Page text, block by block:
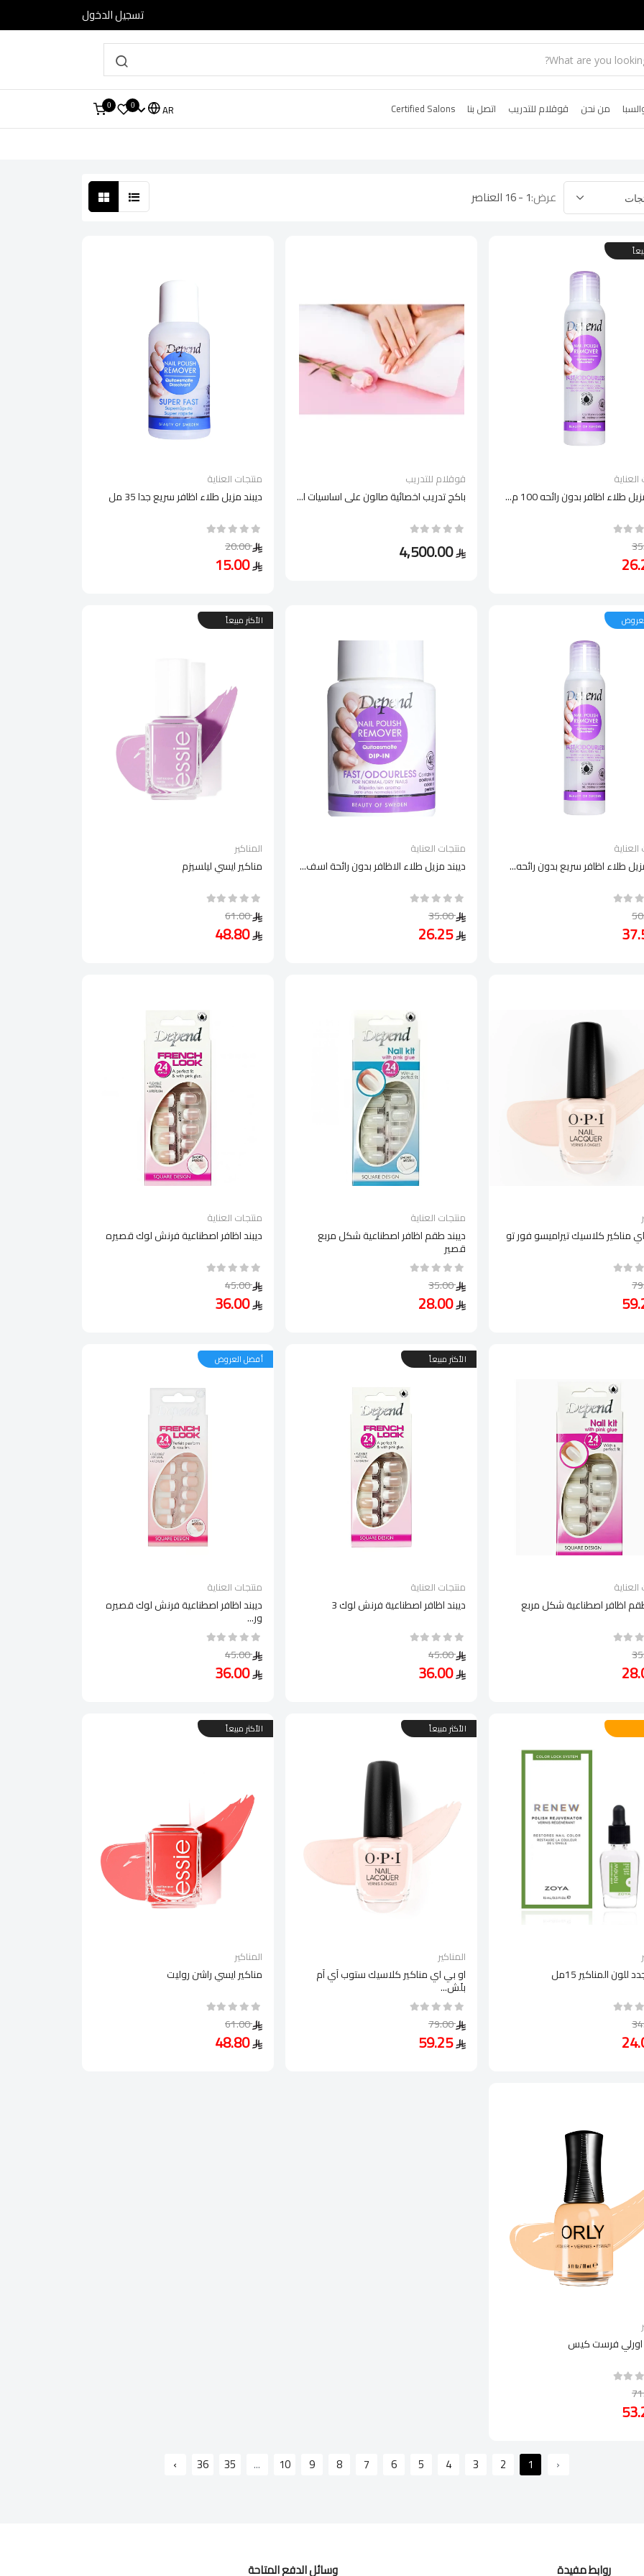
تسجيل الدخول
من نحن قوقلام للتدريب اتصل بنا Certified Salons
AR
0
0
عرض:1 - 16 العناصر
طلاء اظافر بدون رائحه 100 م...
قوقلام للتدريب
باكج تدريب اخصائية صالون على اساسيات ا...
4,500.00
منتجات العناية
ديبند مزيل طلاء اظافر سريع جدا 35 مل
20.00
15.00
طلاء اظافر سريع بدون رائحه...
منتجات العناية
ديبند مزيل طلاء الاظافر بدون رائحة اسف...
35.00
26.25
الأكثر مبيعاً
المناكير
مناكير ايسي ليلسيزم
61.00
48.80
مناكير كلاسيك تيراميسو فور تو
منتجات العناية
ديبند طقم اظافر اصطناعية شكل مربع
قصير
35.00
28.00
منتجات العناية
ديبند اظافر اصطناعية فرنش لوك قصيره
45.00
36.00
اظافر اصطناعية شكل مربع
الأكثر مبيعاً
منتجات العناية
ديبند اظافر اصطناعية فرنش لوك 3
45.00
36.00
أفضل العروض
منتجات العناية
ديبند اظافر اصطناعية فرنش لوك قصيره
ور...
45.00
36.00
للون المناكير 15مل
الأكثر مبيعاً
المناكير
او بي اي مناكير كلاسيك ستوب آي آم
بلَش...
79.00
59.25
الأكثر مبيعاً
المناكير
مناكير ايسي راشن روليت
61.00
48.80
اورلي فرست كيس
‹
1
2
3
4
5
6
7
8
9
10
...
35
36
›
روابط مفيدة وسائل الدفع المتاحة